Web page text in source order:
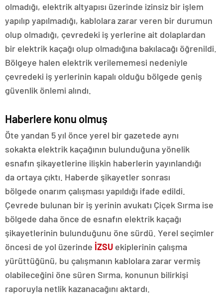
olmadığı, elektrik altyapısı üzerinde izinsiz bir işlem
yapılıp yapılmadığı, kablolara zarar veren bir durumun
olup olmadığı, çevredeki iş yerlerine ait dolaplardan
bir elektrik kaçağı olup olmadığına bakılacağı öğrenildi.
Bölgeye halen elektrik verilememesi nedeniyle
çevredeki iş yerlerinin kapalı olduğu bölgede geniş
güvenlik önlemi alındı.
Haberlere konu olmuş
Öte yandan 5 yıl önce yerel bir gazetede aynı
sokakta elektrik kaçağının bulunduğuna yönelik
esnafın şikayetlerine ilişkin haberlerin yayınlandığı
da ortaya çıktı. Haberde şikayetler sonrası
bölgede onarım çalışması yapıldığı ifade edildi.
Çevrede bulunan bir iş yerinin avukatı Çiçek Sırma ise
bölgede daha önce de esnafın elektrik kaçağı
şikayetlerinin bulunduğunu öne sürdü. Yerel seçimler
öncesi de yol üzerinde İZSU ekiplerinin çalışma
yürüttüğünü, bu çalışmanın kablolara zarar vermiş
olabileceğini öne süren Sırma, konunun bilirkişi
raporuyla netlik kazanacağını aktardı.